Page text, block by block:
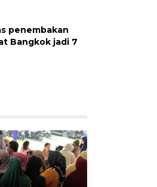
penembakan
Bangkok jadi 7